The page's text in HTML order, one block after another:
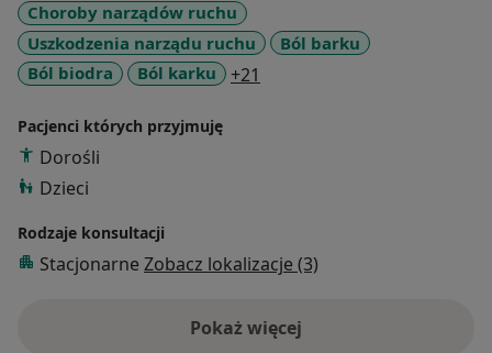
Choroby narządów ruchu
Uszkodzenia narządu ruchu
Ból barku
Ból biodra
Ból karku +21
Pacjenci których przyjmuję
Dorośli
Dzieci
Rodzaje konsultacji
Stacjonarne Zobacz lokalizacje (3)
Pokaż więcejo doświadczeniu